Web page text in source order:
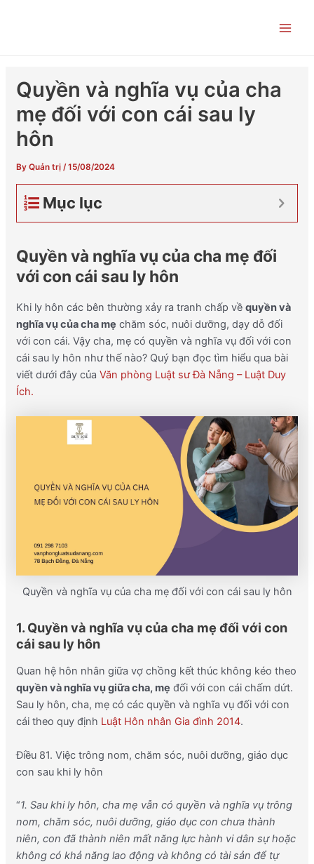
Quyền và nghĩa vụ của cha
mẹ đối với con cái sau ly
hôn
By Quản trị /15/08/2024
Mục lục
Quyền và nghĩa vụ của cha mẹ đối
với con cái sau ly hôn
Khi ly hôn các bên thường xảy ra tranh chấp về quyền và
nghĩa vụ của cha mẹ chăm sóc, nuôi dưỡng, dạy dỗ đối
với con cái. Vậy cha, mẹ có quyền và nghĩa vụ đối với con
cái sau ly hôn như thế nào? Quý bạn đọc tìm hiểu qua bài
viết dưới đây của Văn phòng Luật sư Đà Nẵng – Luật Duy
Ích.
Quyền và nghĩa vụ của cha mẹ đối với con cái sau ly hôn
1. Quyền và nghĩa vụ của cha mẹ đối với con
cái sau ly hôn
Quan hệ hôn nhân giữa vợ chồng kết thúc không kéo theo
quyền và nghĩa vụ giữa cha, mẹ đối với con cái chấm dứt.
Sau ly hôn, cha, mẹ có các quyền và nghĩa vụ đối với con
cái theo quy định Luật Hôn nhân Gia đình 2014.
Điều 81. Việc trông nom, chăm sóc, nuôi dưỡng, giáo dục
con sau khi ly hôn
“1. Sau khi ly hôn, cha mẹ vẫn có quyền và nghĩa vụ trông
nom, chăm sóc, nuôi dưỡng, giáo dục con chưa thành
niên, con đã thành niên mất năng lực hành vi dân sự hoặc
không có khả năng lao động và không có tài sản để tự